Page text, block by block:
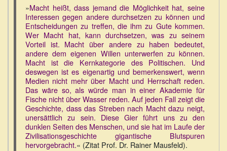
»Macht heißt, dass jemand die Möglichkeit hat, seine
Interessen gegen andere durchsetzen zu können und
Entscheidungen zu treffen, die ihm zu Gute kommen.
Wer Macht hat, kann durchsetzen, was zu seinem
Vorteil ist. Macht über andere zu haben bedeutet,
andere dem eigenen Willen unterwerfen zu können.
Macht ist die Kernkategorie des Politischen. Und
deswegen ist es eigenartig und bemerkenswert, wenn
Medien nicht mehr über Macht und Herrschaft reden.
Das wäre so, als würde man in einer Akademie für
Fische nicht über Wasser reden. Auf jeden Fall zeigt die
Geschichte, dass das Streben nach Macht dazu neigt,
unersättlich zu sein. Diese Gier führt uns zu den
dunklen Seiten des Menschen, und sie hat im Laufe der
Zivilisationsgeschichte gigantische Blutspuren
hervorgebracht.« (Zitat Prof. Dr. Rainer Mausfeld).